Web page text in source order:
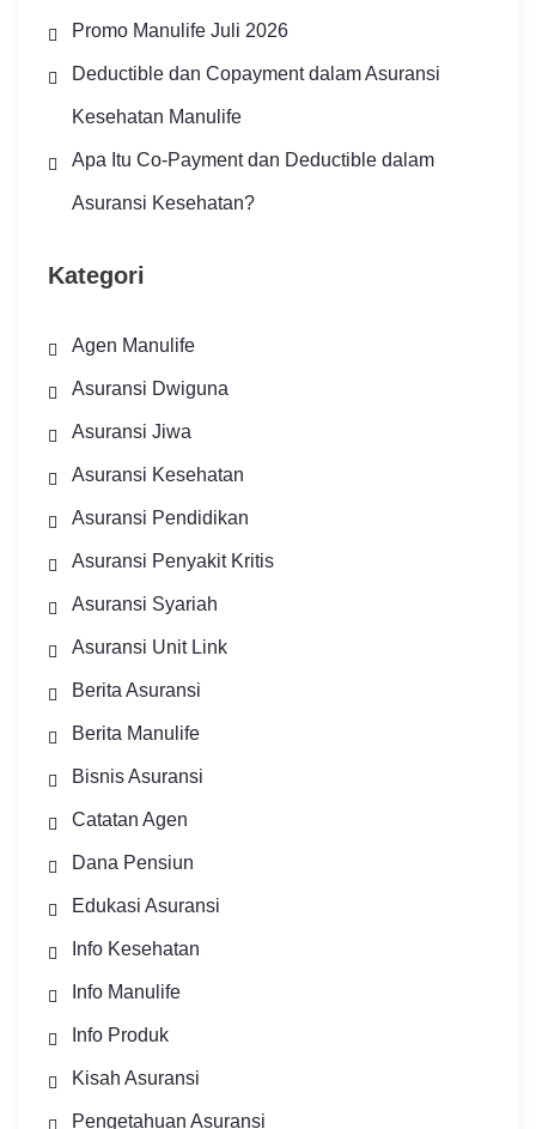
Promo Manulife Juli 2026
Deductible dan Copayment dalam Asuransi
Kesehatan Manulife
Apa Itu Co-Payment dan Deductible dalam
Asuransi Kesehatan?
Kategori
Agen Manulife
Asuransi Dwiguna
Asuransi Jiwa
Asuransi Kesehatan
Asuransi Pendidikan
Asuransi Penyakit Kritis
Asuransi Syariah
Asuransi Unit Link
Berita Asuransi
Berita Manulife
Bisnis Asuransi
Catatan Agen
Dana Pensiun
Edukasi Asuransi
Info Kesehatan
Info Manulife
Info Produk
Kisah Asuransi
Pengetahuan Asuransi